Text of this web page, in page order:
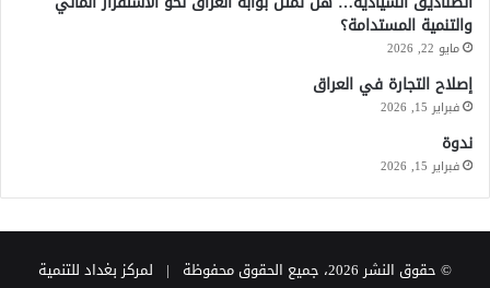
والتنمية المستدامة؟
مايو 22, 2026
إصلاح التجارة في العراق
فبراير 15, 2026
ندوة
فبراير 15, 2026
© حقوق النشر 2026، جميع الحقوق محفوظة | لمركز بغداد للتنمية